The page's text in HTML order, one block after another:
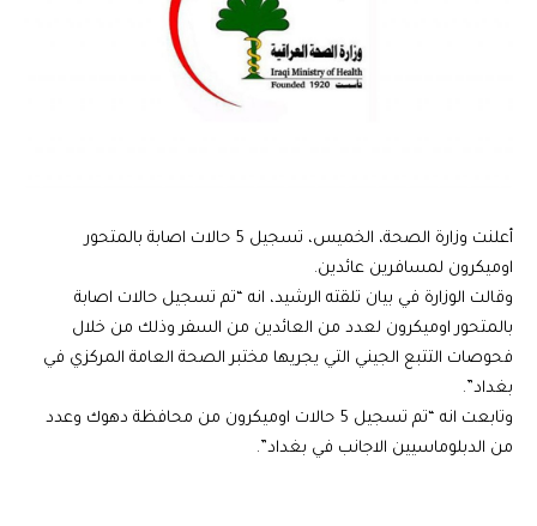
أعلنت وزارة الصحة، الخميس، تسجيل 5 حالات اصابة بالمتحور
اوميكرون لمسافرين عائدين.
وقالت الوزارة في بيان تلقته الرشيد، انه “تم تسجيل حالات اصابة
بالمتحور اوميكرون لعدد من العائدين من السفر وذلك من خلال
فحوصات التتبع الجيني التي يجريها مختبر الصحة العامة المركزي في
بغداد”.
وتابعت انه “تم تسجيل 5 حالات اوميكرون من محافظة دهوك وعدد
من الدبلوماسيين الاجانب في بغداد”.